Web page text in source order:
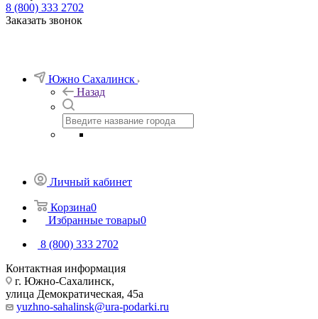
8 (800) 333 2702
Заказать звонок
Южно Сахалинск
Назад
Личный кабинет
Корзина0
Избранные товары0
8 (800) 333 2702
Контактная информация
г. Южно-Сахалинск,
улица Демократическая, 45а
yuzhno-sahalinsk@ura-podarki.ru